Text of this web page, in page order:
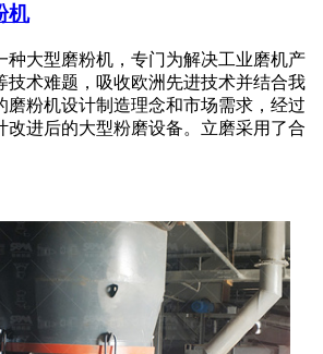
机
种大型磨粉机，专门为解决工业磨机产
技术难题，吸收欧洲先进技术并结合我
磨粉机设计制造理念和市场需求，经过
改进后的大型粉磨设备。立磨采用了合